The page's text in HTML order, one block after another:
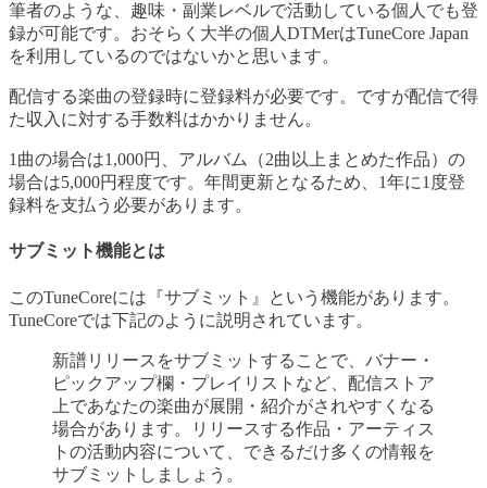
筆者のような、趣味・副業レベルで活動している個人でも登
録が可能です。おそらく大半の個人DTMerはTuneCore Japan
を利用しているのではないかと思います。
配信する楽曲の登録時に登録料が必要です。ですが配信で得
た収入に対する手数料はかかりません。
1曲の場合は1,000円、アルバム（2曲以上まとめた作品）の
場合は5,000円程度です。年間更新となるため、1年に1度登
録料を支払う必要があります。
サブミット機能とは
このTuneCoreには『サブミット』という機能があります。
TuneCoreでは下記のように説明されています。
新譜リリースをサブミットすることで、バナー・
ピックアップ欄・プレイリストなど、配信ストア
上であなたの楽曲が展開・紹介がされやすくなる
場合があります。リリースする作品・アーティス
トの活動内容について、できるだけ多くの情報を
サブミットしましょう。